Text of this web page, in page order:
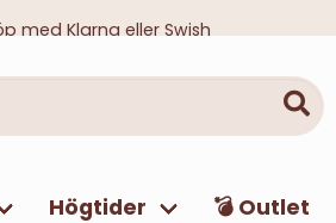
med Klarna eller Swish
Högtider 💣 Outlet